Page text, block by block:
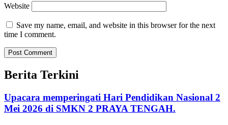
Website
Save my name, email, and website in this browser for the next
time I comment.
Berita Terkini
Upacara memperingati Hari Pendidikan Nasional 2
Mei 2026 di SMKN 2 PRAYA TENGAH.